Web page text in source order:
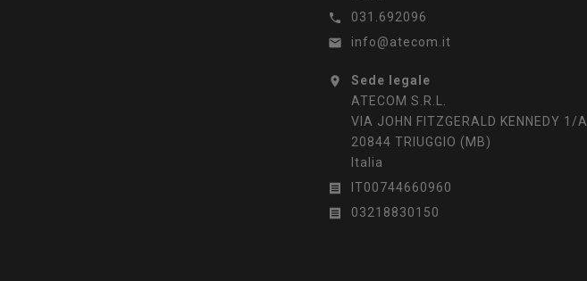

031.692096

info@atecom.it

Sede legale
ATECOM S.R.L.
VIA JOHN FITZGERALD KENNEDY 1/A
20844 TRIUGGIO (MB)
Italia

IT00744660960

03218830150